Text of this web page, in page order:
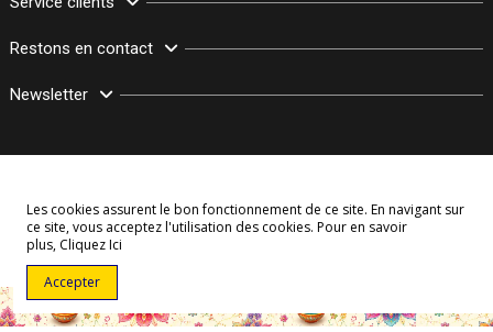
Restons en contact
Newsletter
© Copyright 2003–2026 Bollymarket.com - Tous Droits Réservés
Les cookies assurent le bon fonctionnement de ce site. En navigant sur
ce site, vous acceptez l'utilisation des cookies. Pour en savoir
plus, Cliquez Ici
Accepter